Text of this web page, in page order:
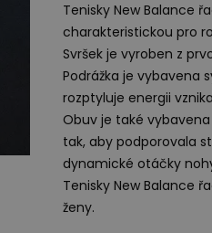
Tenisky New Balance
charakteristickou pro
Svršek je vyroben z
Podrážka je vybavena
rozptyluje energii
Obuv je také
tak, aby podporovala
dynamické otáčky
Tenisky New Balance
ženy.